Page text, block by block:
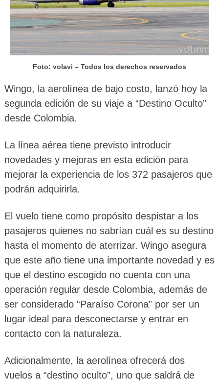
Foto: volavi – Todos los derechos reservados
Wingo, la aerolínea de bajo costo, lanzó hoy la
segunda edición de su viaje a “Destino Oculto”
desde Colombia.
La línea aérea tiene previsto introducir
novedades y mejoras en esta edición para
mejorar la experiencia de los 372 pasajeros que
podrán adquirirla.
El vuelo tiene como propósito despistar a los
pasajeros quienes no sabrían cuál es su destino
hasta el momento de aterrizar. Wingo asegura
que este año tiene una importante novedad y es
que el destino escogido no cuenta con una
operación regular desde Colombia, además de
ser considerado “Paraíso Corona” por ser un
lugar ideal para desconectarse y entrar en
contacto con la naturaleza.
Adicionalmente, la aerolínea ofrecerá dos
vuelos a “destino oculto”, uno que saldrá de